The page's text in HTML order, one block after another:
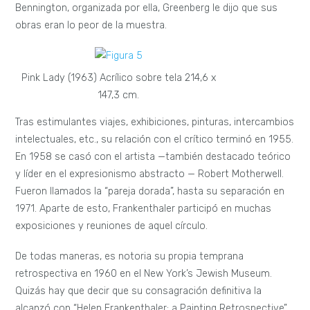
Bennington, organizada por ella, Greenberg le dijo que sus
obras eran lo peor de la muestra.
Pink Lady (1963) Acrílico sobre tela 214,6 x
147,3 cm.
Tras estimulantes viajes, exhibiciones, pinturas, intercambios
intelectuales, etc., su relación con el crítico terminó en 1955.
En 1958 se casó con el artista —también destacado teórico
y líder en el expresionismo abstracto — Robert Motherwell.
Fueron llamados la “pareja dorada”, hasta su separación en
1971. Aparte de esto, Frankenthaler participó en muchas
exposiciones y reuniones de aquel círculo.
De todas maneras, es notoria su propia temprana
retrospectiva en 1960 en el New York’s Jewish Museum.
Quizás hay que decir que su consagración definitiva la